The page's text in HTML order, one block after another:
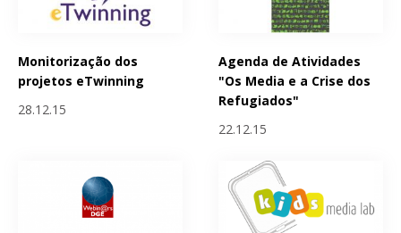
Monitorização dos
projetos eTwinning
28.12.15
Agenda de Atividades
"Os Media e a Crise dos
Refugiados"
22.12.15